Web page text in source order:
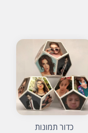
כדור תמונות